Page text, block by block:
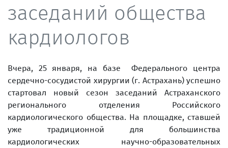
заседаний общества
кардиологов
Вчера, 25 января, на базе Федерального центра
сердечно-сосудистой хирургии (г. Астрахань) успешно
стартовал новый сезон заседаний Астраханского
регионального отделения Российского
кардиологического общества. На площадке, ставшей
уже традиционной для большинства
кардиологических научно-образовательных